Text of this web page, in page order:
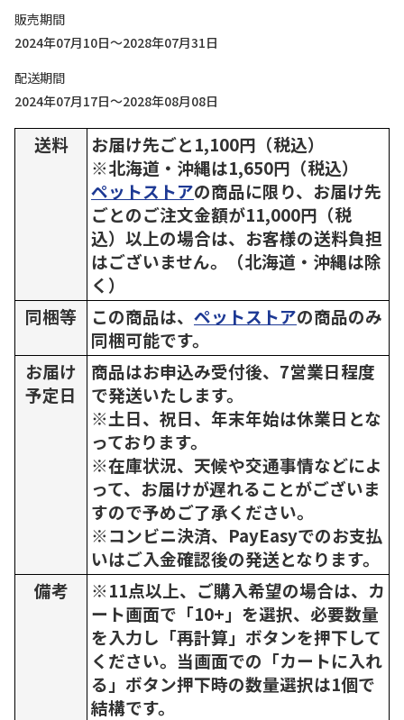
販売期間
2024年07月10日～2028年07月31日
配送期間
2024年07月17日～2028年08月08日
送料
お届け先ごと1,100円（税込）
※北海道・沖縄は1,650円（税込）
ペットストアの商品に限り、お届け先
ごとのご注文金額が11,000円（税
込）以上の場合は、お客様の送料負担
はございません。（北海道・沖縄は除
く）
同梱等
この商品は、 ペットストアの商品のみ
同梱可能です。
お届け
予定日
商品はお申込み受付後、7営業日程度
で発送いたします。
※土日、祝日、年末年始は休業日とな
っております。
※在庫状況、天候や交通事情などによ
って、お届けが遅れることがございま
すので予めご了承ください。
※コンビニ決済、PayEasyでのお支払
いはご入金確認後の発送となります。
備考
※11点以上、ご購入希望の場合は、カ
ート画面で「10+」を選択、必要数量
を入力し「再計算」ボタンを押下して
ください。当画面での「カートに入れ
る」ボタン押下時の数量選択は1個で
結構です。